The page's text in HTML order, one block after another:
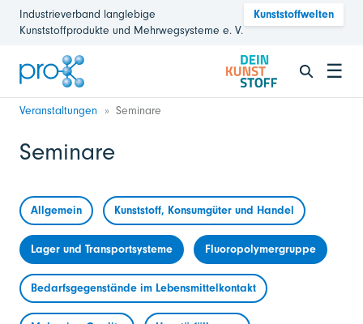
Industrieverband langlebige
Kunststoffprodukte und Mehrwegsysteme e. V.
Kunststoffwelten
☰
Veranstaltungen Seminare
Seminare
Allgemein Kunststoff, Konsumgüter und Handel
Lager und Transportsysteme Fluoropolymergruppe
Bedarfsgegenstände im Lebensmittelkontakt